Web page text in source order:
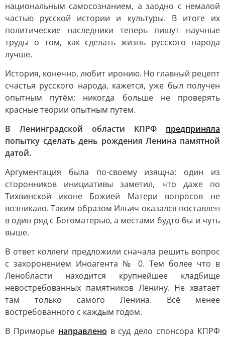
национальным самосознанием, а заодно с немалой
частью русской истории и культуры. В итоге их
политические наследники теперь пишут научные
труды о том, как сделать жизнь русского народа
лучше.
История, конечно, любит иронию. Но главный рецепт
счастья русского народа, кажется, уже был получен
опытным путём: никогда больше не проверять
красные теории опытным путем.
В Ленинградской области КПРФ предприняла
попытку сделать день рождения Ленина памятной
датой.
Аргументация была по-своему изящна: один из
сторонников инициативы заметил, что даже по
Тихвинской иконе Божией Матери вопросов не
возникало. Таким образом Ильич оказался поставлен
в один ряд с Богоматерью, а местами будто бы и чуть
выше.
В ответ коллеги предложили сначала решить вопрос
с захоронением Иноагента № 0. Тем более что в
Ленобласти находится крупнейшее кладбище
невостребованных памятников Ленину. Не хватает
там только самого Ленина. Всё менее
востребованного с каждым годом.
В Приморье направлено в суд дело спонсора КПРФ